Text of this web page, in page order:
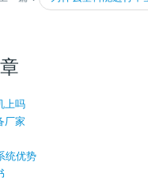
上吗
厂家
统优势